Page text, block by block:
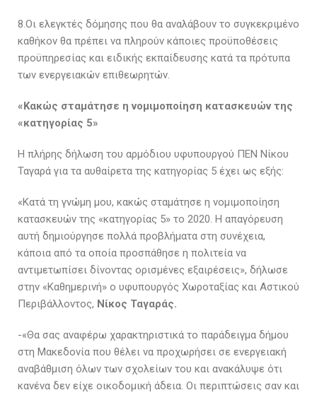
8.Οι ελεγκτές δόμησης που θα αναλάβουν το συγκεκριμένο
καθήκον θα πρέπει να πληρούν κάποιες προϋποθέσεις
προϋπηρεσίας και ειδικής εκπαίδευσης κατά τα πρότυπα
των ενεργειακών επιθεωρητών.
«Κακώς σταμάτησε η νομιμοποίηση κατασκευών της
«κατηγορίας 5»
Η πλήρης δήλωση του αρμόδιου υφυπουργού ΠΕΝ Νίκου
Ταγαρά για τα αυθαίρετα της κατηγορίας 5 έχει ως εξής:
«Κατά τη γνώμη μου, κακώς σταμάτησε η νομιμοποίηση
κατασκευών της «κατηγορίας 5» το 2020. Η απαγόρευση
αυτή δημιούργησε πολλά προβλήματα στη συνέχεια,
κάποια από τα οποία προσπάθησε η πολιτεία να
αντιμετωπίσει δίνοντας ορισμένες εξαιρέσεις», δήλωσε
στην «Καθημερινή» ο υφυπουργός Χωροταξίας και Αστικού
Περιβάλλοντος, Νίκος Ταγαράς.
-«Θα σας αναφέρω χαρακτηριστικά το παράδειγμα δήμου
στη Μακεδονία που θέλει να προχωρήσει σε ενεργειακή
αναβάθμιση όλων των σχολείων του και ανακάλυψε ότι
κανένα δεν είχε οικοδομική άδεια. Οι περιπτώσεις σαν και